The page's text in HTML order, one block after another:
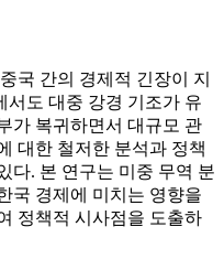
국 간의 경제적 긴장이 지
서도 대중 강경 기조가 유
가 복귀하면서 대규모 관
대한 철저한 분석과 정책
다. 본 연구는 미중 무역 분
국 경제에 미치는 영향을
정책적 시사점을 도출하